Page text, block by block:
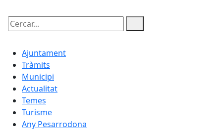
Cercar:
Ajuntament
Tràmits
Municipi
Actualitat
Temes
Turisme
Any Pesarrodona